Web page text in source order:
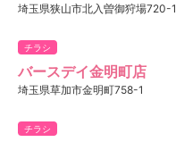
埼玉県狭山市北入曽御狩場720-1
チラシ
バースデイ金明町店
埼玉県草加市金明町758-1
チラシ